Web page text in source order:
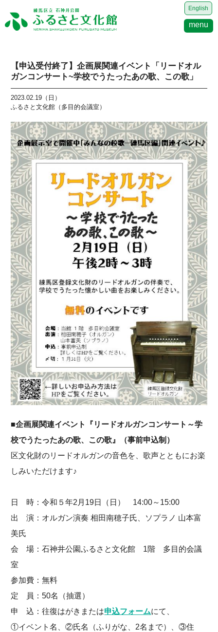
English
menu
【申込受付終了】企画展関連イベント「リードオル
ガンコンサート~学校でうたったあの歌、この歌」
2023.02.19（日）
ふるさと文化館（多目的会議室）
■企画展関連イベント『リードオルガンコンサート～学
校でうたったあの歌、この歌』（事前申込制）
区文化財のリードオルガンの音色を、歌声とともにお楽
しみいただけます♪
日 時：令和５年2月19日（日） 14:00～15:00
出 演：オルガン演奏 相田南穂子氏、ソプラノ 山本富
美氏
会 場：石神井公園ふるさと文化館 1階 多目的会議
室
参加費：無料
定 員：50名（抽選）
申 込：往復はがきまたは申込フォームにて、
①イベント名、②氏名（ふりがな、2名まで）、③住